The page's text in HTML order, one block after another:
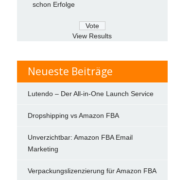
schon Erfolge
View Results
Neueste Beiträge
Lutendo – Der All-in-One Launch Service
Dropshipping vs Amazon FBA
Unverzichtbar: Amazon FBA Email
Marketing
Verpackungslizenzierung für Amazon FBA